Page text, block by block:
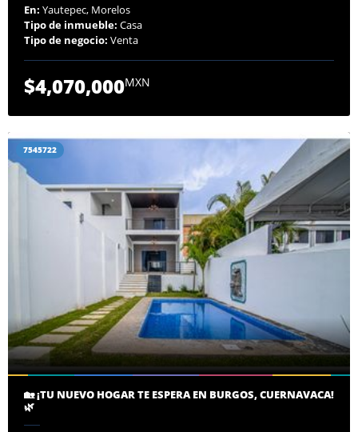
En: Yautepec, Morelos
Tipo de inmueble: Casa
Tipo de negocio: Venta
$4,070,000MXN
7545722
🏡 ¡TU NUEVO HOGAR TE ESPERA EN BURGOS, CUERNAVACA!
🌿